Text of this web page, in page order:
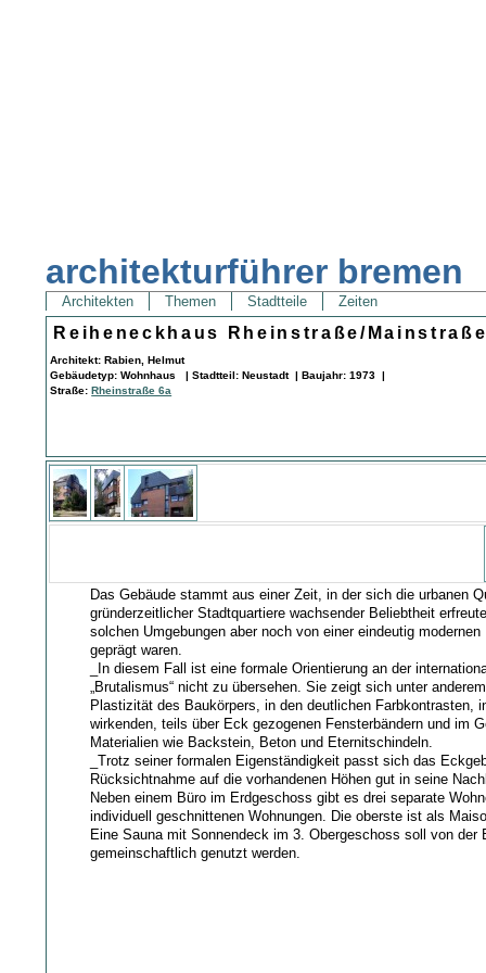
architekturführer bremen
Architekten Themen Stadtteile Zeiten
Reiheneckhaus Rheinstraße/
Architekt: Rabien, Helmut
Gebäudetyp: Wohnhaus | Stadtteil: Neustadt | Baujahr: 1973 |
Straße:Rheinstraße 6a
Das Gebäude stammt aus einer Zeit, in der sich die urbanen
gründerzeitlicher Stadtquartiere wachsender Beliebtheit
solchen Umgebungen aber noch von einer eindeutig modernen
geprägt waren.
_In diesem Fall ist eine formale Orientierung an der
„Brutalismus“ nicht zu übersehen. Sie zeigt sich unter
Plastizität des Baukörpers, in den deutlichen Farbkontrasten,
wirkenden, teils über Eck gezogenen Fensterbändern und im
Materialien wie Backstein, Beton und Eternitschindeln.
_Trotz seiner formalen Eigenständigkeit passt sich das
Rücksichtnahme auf die vorhandenen Höhen gut in seine
Neben einem Büro im Erdgeschoss gibt es drei separate
individuell geschnittenen Wohnungen. Die oberste ist als
Eine Sauna mit Sonnendeck im 3. Obergeschoss soll von der
gemeinschaftlich genutzt werden.